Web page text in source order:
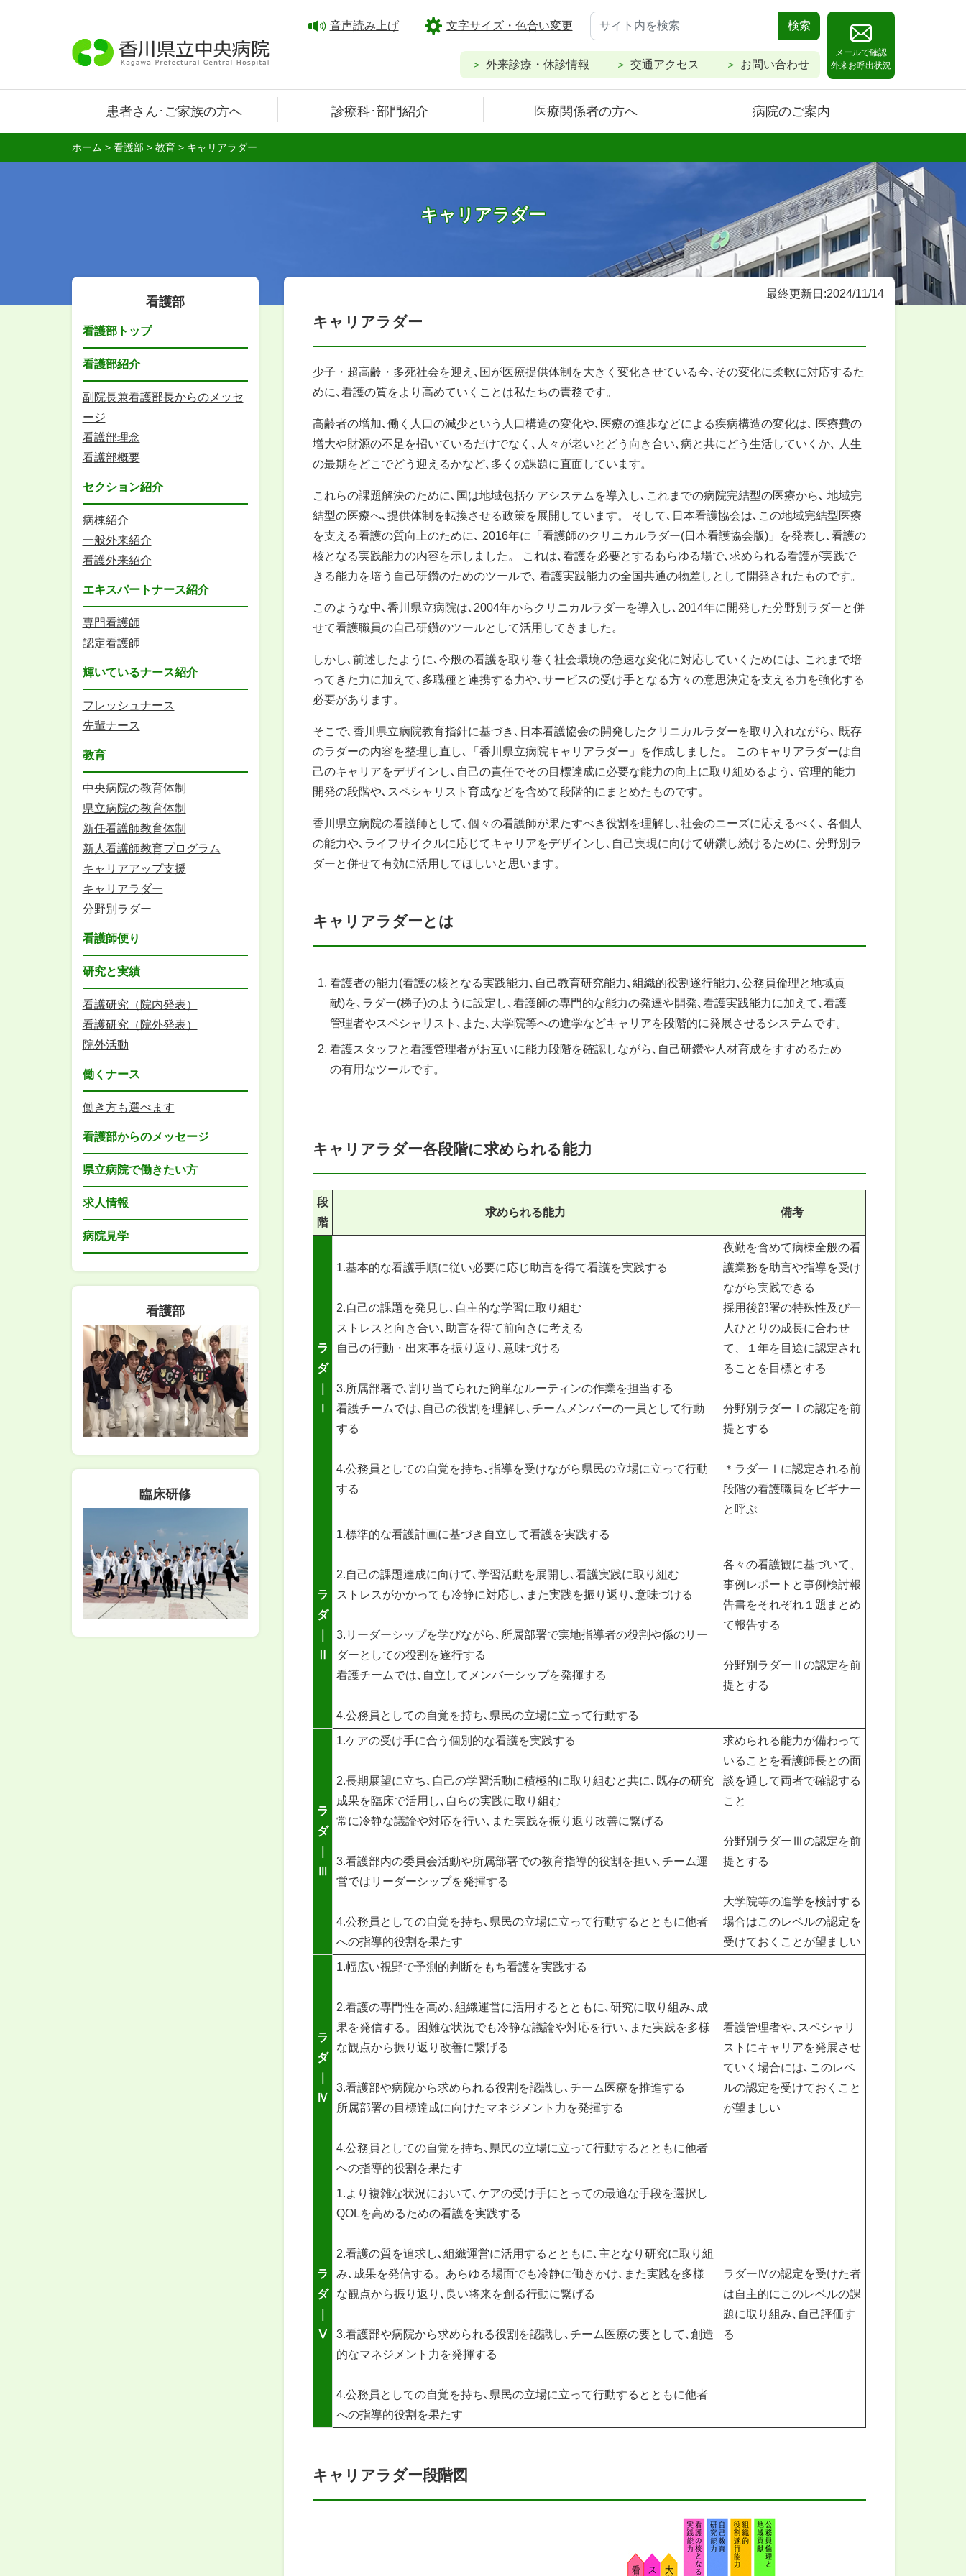
音声読み上げ 文字サイズ・色合い変更 検索
外来診療・休診情報 交通アクセス お問い合わせ
メールで確認
外来お呼出状況
患者さん･ご家族の方へ 診療科･部門紹介 医療関係者の方へ 病院のご案内
ホーム > 看護部> 教育> キャリアラダー
キャリアラダー
最終更新日:2024/11/14
キャリアラダー
少子・超高齢・多死社会を迎え､国が医療提供体制を大きく変化させている今､その変化に柔軟に対応するた
めに､看護の質をより高めていくことは私たちの責務です。
高齢者の増加､働く人口の減少という人口構造の変化や､医療の進歩などによる疾病構造の変化は､ 医療費の
増大や財源の不足を招いているだけでなく､人々が老いとどう向き合い､病と共にどう生活していくか､ 人生
の最期をどこでどう迎えるかなど､多くの課題に直面しています。
これらの課題解決のために､国は地域包括ケアシステムを導入し､これまでの病院完結型の医療から､ 地域完
結型の医療へ､提供体制を転換させる政策を展開しています。 そして､日本看護協会は､この地域完結型医療
を支える看護の質向上のために､ 2016年に「看護師のクリニカルラダー(日本看護協会版)」を発表し､看護の
核となる実践能力の内容を示しました。 これは､看護を必要とするあらゆる場で､求められる看護が実践で
きる能力を培う自己研鑽のためのツールで､ 看護実践能力の全国共通の物差しとして開発されたものです。
このような中､香川県立病院は､2004年からクリニカルラダーを導入し､2014年に開発した分野別ラダーと併
せて看護職員の自己研鑽のツールとして活用してきました。
しかし､前述したように､今般の看護を取り巻く社会環境の急速な変化に対応していくためには､ これまで培
ってきた力に加えて､多職種と連携する力や､サービスの受け手となる方々の意思決定を支える力を強化する
必要があります。
そこで､香川県立病院教育指針に基づき､日本看護協会の開発したクリニカルラダーを取り入れながら､ 既存
のラダーの内容を整理し直し､「香川県立病院キャリアラダー」を作成しました。 このキャリアラダーは自
己のキャリアをデザインし､自己の責任でその目標達成に必要な能力の向上に取り組めるよう､ 管理的能力
開発の段階や､スペシャリスト育成などを含めて段階的にまとめたものです。
香川県立病院の看護師として､個々の看護師が果たすべき役割を理解し､社会のニーズに応えるべく､ 各個人
の能力や､ライフサイクルに応じてキャリアをデザインし､自己実現に向けて研鑽し続けるために､ 分野別ラ
ダーと併せて有効に活用してほしいと思います。
キャリアラダーとは
看護者の能力(看護の核となる実践能力､自己教育研究能力､組織的役割遂行能力､公務員倫理と地域貢
献)を､ラダー(梯子)のように設定し､看護師の専門的な能力の発達や開発､看護実践能力に加えて､看護
管理者やスペシャリスト､また､大学院等への進学などキャリアを段階的に発展させるシステムです。
看護スタッフと看護管理者がお互いに能力段階を確認しながら､自己研鑽や人材育成をすすめるため
の有用なツールです。
キャリアラダー各段階に求められる能力
段
階
求められる能力 備考
ラ
ダ
1.基本的な看護手順に従い必要に応じ助言を得て看護を実践する
2.自己の課題を発見し､自主的な学習に取り組む
ストレスと向き合い､助言を得て前向きに考える
自己の行動・出来事を振り返り､意味づける
3.所属部署で､割り当てられた簡単なルーティンの作業を担当する
看護チームでは､自己の役割を理解し､チームメンバーの一員として行動
する
4.公務員としての自覚を持ち､指導を受けながら県民の立場に立って行動
する
夜勤を含めて病棟全般の看
護業務を助言や指導を受け
ながら実践できる
採用後部署の特殊性及び一
人ひとりの成長に合わせ
て、１年を目途に認定され
ることを目標とする
分野別ラダーⅠの認定を前
提とする
＊ラダーⅠに認定される前
段階の看護職員をビギナー
と呼ぶ
ラ
ダ
1.標準的な看護計画に基づき自立して看護を実践する
2.自己の課題達成に向けて､学習活動を展開し､看護実践に取り組む
ストレスがかかっても冷静に対応し､また実践を振り返り､意味づける
3.リーダーシップを学びながら､所属部署で実地指導者の役割や係のリー
ダーとしての役割を遂行する
看護チームでは､自立してメンバーシップを発揮する
4.公務員としての自覚を持ち､県民の立場に立って行動する
各々の看護観に基づいて、
事例レポートと事例検討報
告書をそれぞれ１題まとめ
て報告する
分野別ラダーⅡの認定を前
提とする
ラ
ダ
1.ケアの受け手に合う個別的な看護を実践する
2.長期展望に立ち､自己の学習活動に積極的に取り組むと共に､既存の研究
成果を臨床で活用し､自らの実践に取り組む
常に冷静な議論や対応を行い､また実践を振り返り改善に繋げる
3.看護部内の委員会活動や所属部署での教育指導的役割を担い､チーム運
営ではリーダーシップを発揮する
4.公務員としての自覚を持ち､県民の立場に立って行動するとともに他者
への指導的役割を果たす
求められる能力が備わって
いることを看護師長との面
談を通して両者で確認する
こと
分野別ラダーⅢの認定を前
提とする
大学院等の進学を検討する
場合はこのレベルの認定を
受けておくことが望ましい
ラ
ダ
Ⅳ
1.幅広い視野で予測的判断をもち看護を実践する
2.看護の専門性を高め､組織運営に活用するとともに､研究に取り組み､成
果を発信する。困難な状況でも冷静な議論や対応を行い､また実践を多様
な観点から振り返り改善に繋げる
3.看護部や病院から求められる役割を認識し､チーム医療を推進する
所属部署の目標達成に向けたマネジメント力を発揮する
4.公務員としての自覚を持ち､県民の立場に立って行動するとともに他者
への指導的役割を果たす
看護管理者や､スペシャリ
ストにキャリアを発展させ
ていく場合には､このレベ
ルの認定を受けておくこと
が望ましい
ラ
ダ
Ⅴ
1.より複雑な状況において､ケアの受け手にとっての最適な手段を選択し
QOLを高めるための看護を実践する
2.看護の質を追求し､組織運営に活用するとともに､主となり研究に取り組
み､成果を発信する。あらゆる場面でも冷静に働きかけ､また実践を多様
な観点から振り返り､良い将来を創る行動に繋げる
3.看護部や病院から求められる役割を認識し､チーム医療の要として､創造
的なマネジメント力を発揮する
4.公務員としての自覚を持ち､県民の立場に立って行動するとともに他者
への指導的役割を果たす
ラダーⅣの認定を受けた者
は自主的にこのレベルの課
題に取り組み､自己評価す
る
キャリアラダー段階図
看護部
看護部トップ
看護部紹介
副院長兼看護部長からのメッセ
ージ
看護部理念
看護部概要
セクション紹介
病棟紹介
一般外来紹介
看護外来紹介
エキスパートナース紹介
専門看護師
認定看護師
輝いているナース紹介
フレッシュナース
先輩ナース
教育
中央病院の教育体制
県立病院の教育体制
新任看護師教育体制
新人看護師教育プログラム
キャリアアップ支援
キャリアラダー
分野別ラダー
看護師便り
研究と実績
看護研究（院内発表）
看護研究（院外発表）
院外活動
働くナース
働き方も選べます
看護部からのメッセージ
県立病院で働きたい方
求人情報
病院見学
看護部
臨床研修